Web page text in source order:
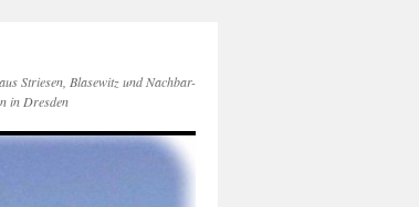
Striesen, Blasewitz und Nachbar-
in Dresden